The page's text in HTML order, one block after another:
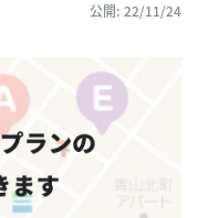
公開: 22/11/24